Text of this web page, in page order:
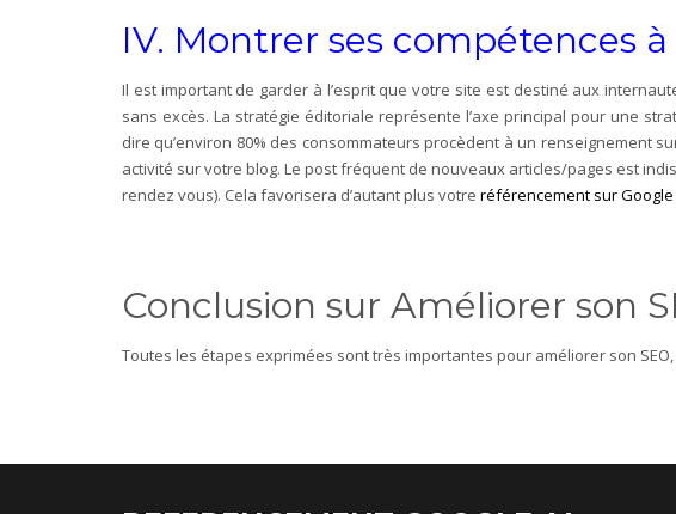
IV. Montrer ses compétences
Il est important de garder à l’esprit que votre site est destiné aux
sans excès. La stratégie éditoriale représente l’axe principal pour une
dire qu’environ 80% des consommateurs procèdent à un renseignement
activité sur votre blog. Le post fréquent de nouveaux articles/pages est
rendez vous). Cela favorisera d’autant plus votre référencement sur Google
Conclusion sur Améliorer son
Toutes les étapes exprimées sont très importantes pour améliorer son